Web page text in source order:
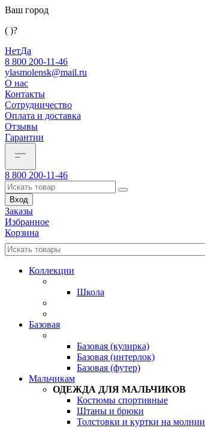
Ваш город
( )?
НетДа
8 800 200-11-46
ylasmolensk@mail.ru
О нас
Контакты
Сотрудничество
Оплата и доставка
Отзывы
Гарантии
8 800 200-11-46
Вход
Заказы
Избранное
Корзина
Коллекции
Школа
Базовая
Базовая (кулирка)
Базовая (интерлок)
Базовая (футер)
Мальчикам
ОДЕЖДА ДЛЯ МАЛЬЧИКОВ
Костюмы спортивные
Штаны и брюки
Толстовки и куртки на молнии